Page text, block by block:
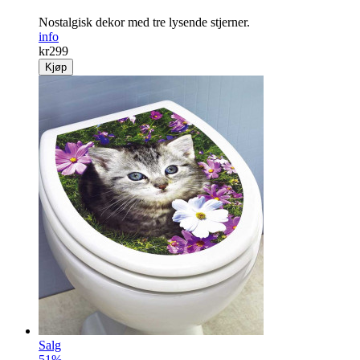
Nostalgisk dekor med tre lysende stjerner.
info
kr299
Kjøp
Salg